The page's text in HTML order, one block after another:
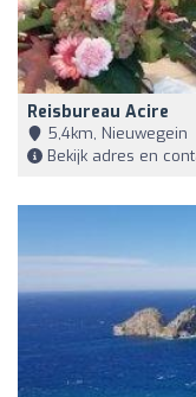
Reisbureau Acire
5,4km, Nieuwegein
Bekijk adres en